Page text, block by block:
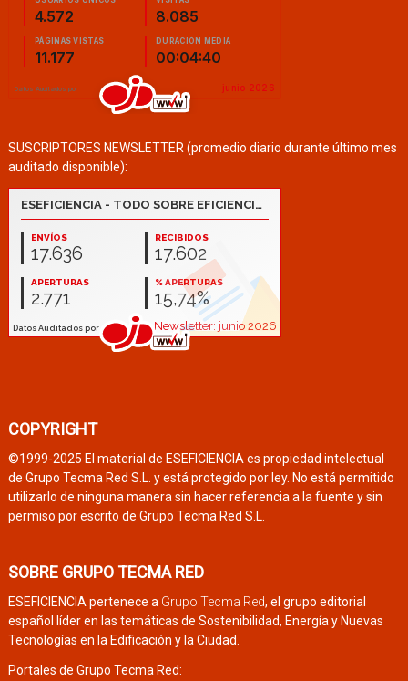
SUSCRIPTORES NEWSLETTER (promedio diario durante último mes
auditado disponible):
COPYRIGHT
©1999-2025 El material de ESEFICIENCIA es propiedad intelectual
de Grupo Tecma Red S.L. y está protegido por ley. No está permitido
utilizarlo de ninguna manera sin hacer referencia a la fuente y sin
permiso por escrito de Grupo Tecma Red S.L.
SOBRE GRUPO TECMA RED
ESEFICIENCIA pertenece a Grupo Tecma Red, el grupo editorial
español líder en las temáticas de Sostenibilidad, Energía y Nuevas
Tecnologías en la Edificación y la Ciudad.
Portales de Grupo Tecma Red: